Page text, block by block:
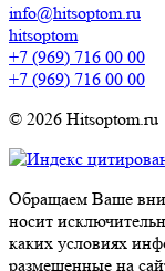
info@hitsoptom.ru
hitsoptom
+7 (969) 716 00 00
+7 (969) 716 00 00
© 2026 Hitsoptom.ru
Обращаем Ваше
носит
каких условиях
размещенные на